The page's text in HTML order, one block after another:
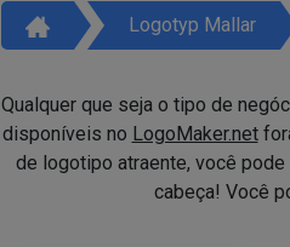
Logotyp Mallar
Qualquer que seja o tipo de
disponíveis no LogoMaker.net
de logotipo atraente, você
cabeça! Você